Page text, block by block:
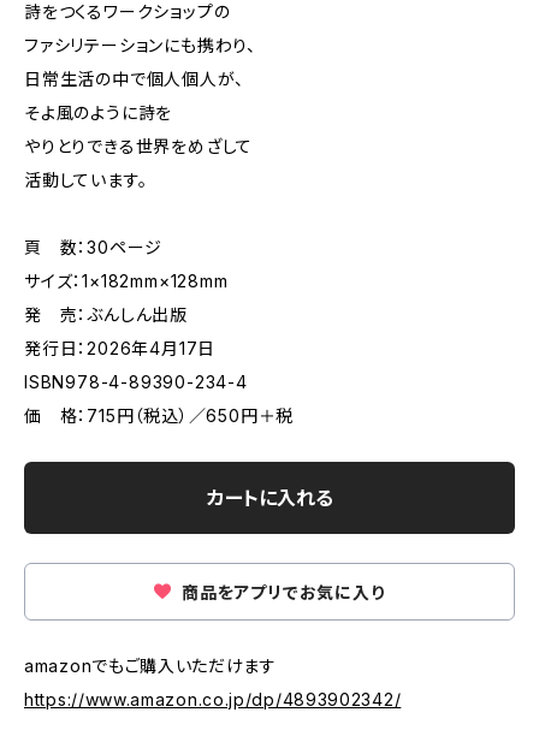
詩をつくるワークショップの
ファシリテーションにも携わり、
日常生活の中で個人個人が、
そよ風のように詩を
やりとりできる世界をめざして
活動しています。
頁 数：30ページ
サイズ：‎1×182mm×128mm
発 売：ぶんしん出版
発行日：2026年4月17日
ISBN978-4-89390-234-4
価 格：715円（税込）／650円＋税
カートに入れる
商品をアプリでお気に入り
amazonでもご購入いただけます
https://www.amazon.co.jp/dp/4893902342/